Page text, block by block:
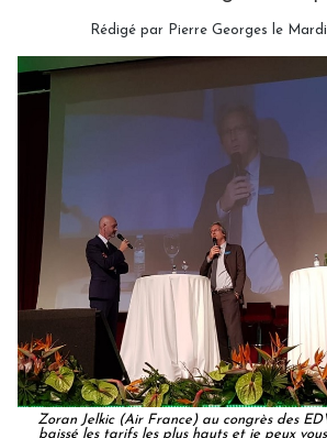
Rédigé par Pierre Georges le
Zoran Jelkic (Air France) au congrès des
baissé les tarifs les plus hauts et je peux